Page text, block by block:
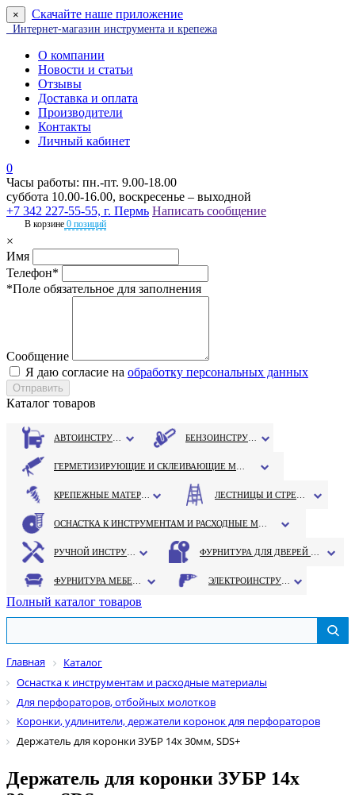
× Скачайте наше приложение
Интернет-магазин инструмента и крепежа
О компании
Новости и статьи
Отзывы
Доставка и оплата
Производители
Контакты
Личный кабинет
0
Часы работы: пн.-пт. 9.00-18.00
суббота 10.00-16.00, воскресенье – выходной
+7 342 227-55-55, г. Пермь Написать сообщение
В корзине 0 позиций
×
Имя
Телефон*
*Поле обязательное для заполнения
Сообщение
Я даю согласие на обработку персональных данных
Каталог товаров
Полный каталог товаров
Главная
Каталог
Оснастка к инструментам и расходные материалы
Для перфораторов, отбойных молотков
Коронки, удлинители, держатели коронок для перфораторов
Держатель для коронки ЗУБР 14х 30мм, SDS+
Держатель для коронки ЗУБР 14х